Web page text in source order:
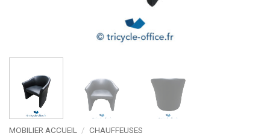
MOBILIER ACCUEIL / CHAUFFEUSES